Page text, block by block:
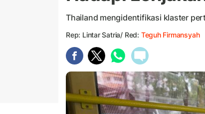
Thailand mengidentifikasi klaster
Rep: Lintar Satria/ Red: Teguh Firmansyah